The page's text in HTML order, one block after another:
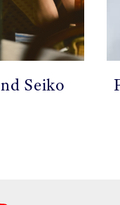
Seiko